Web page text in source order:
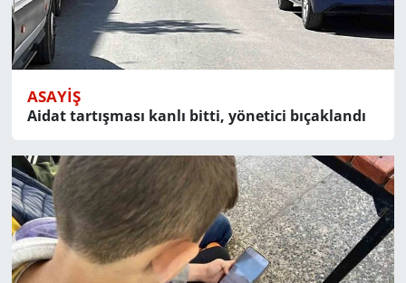
ASAYIŞ
Aidat tartışması kanlı bitti, yönetici bıçaklandı